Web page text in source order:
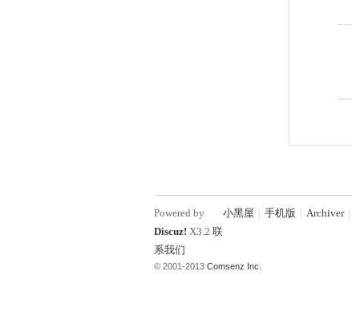
小黑屋 | 手机版 | Archiver |
Powered by
Discuz! X3.2 联
系我们
© 2001-2013 Comsenz Inc.